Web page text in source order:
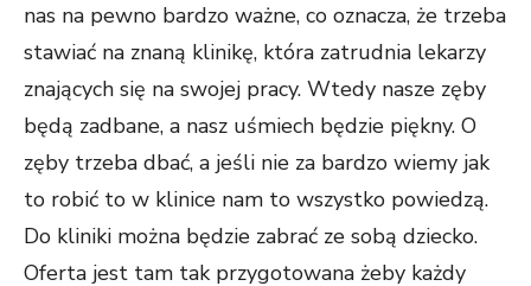
nas na pewno bardzo ważne, co oznacza, że trzeba
stawiać na znaną klinikę, która zatrudnia lekarzy
znających się na swojej pracy. Wtedy nasze zęby
będą zadbane, a nasz uśmiech będzie piękny. O
zęby trzeba dbać, a jeśli nie za bardzo wiemy jak
to robić to w klinice nam to wszystko powiedzą.
Do kliniki można będzie zabrać ze sobą dziecko.
Oferta jest tam tak przygotowana żeby każdy